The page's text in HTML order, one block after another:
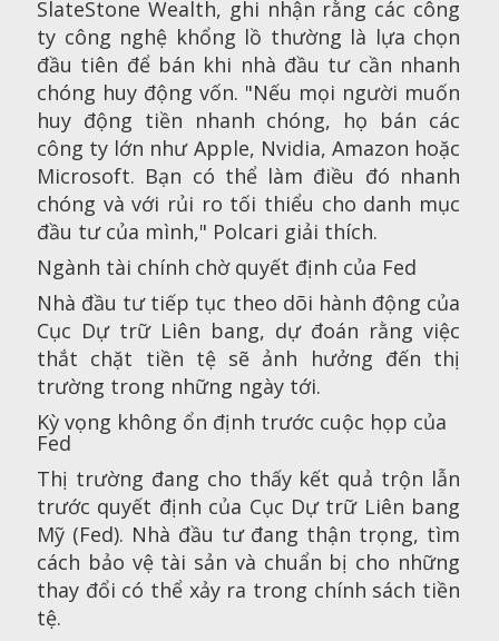
SlateStone Wealth, ghi nhận rằng các công
ty công nghệ khổng lồ thường là lựa chọn
đầu tiên để bán khi nhà đầu tư cần nhanh
chóng huy động vốn. "Nếu mọi người muốn
huy động tiền nhanh chóng, họ bán các
công ty lớn như Apple, Nvidia, Amazon hoặc
Microsoft. Bạn có thể làm điều đó nhanh
chóng và với rủi ro tối thiểu cho danh mục
đầu tư của mình," Polcari giải thích.
Ngành tài chính chờ quyết định của Fed
Nhà đầu tư tiếp tục theo dõi hành động của
Cục Dự trữ Liên bang, dự đoán rằng việc
thắt chặt tiền tệ sẽ ảnh hưởng đến thị
trường trong những ngày tới.
Kỳ vọng không ổn định trước cuộc họp của
Fed
Thị trường đang cho thấy kết quả trộn lẫn
trước quyết định của Cục Dự trữ Liên bang
Mỹ (Fed). Nhà đầu tư đang thận trọng, tìm
cách bảo vệ tài sản và chuẩn bị cho những
thay đổi có thể xảy ra trong chính sách tiền
tệ.